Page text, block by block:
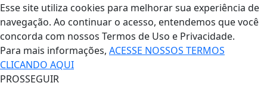
Esse site utiliza cookies para melhorar sua experiência de
navegação. Ao continuar o acesso, entendemos que você
concorda com nossos Termos de Uso e Privacidade.
Para mais informações, ACESSE NOSSOS TERMOS
CLICANDO AQUI
PROSSEGUIR